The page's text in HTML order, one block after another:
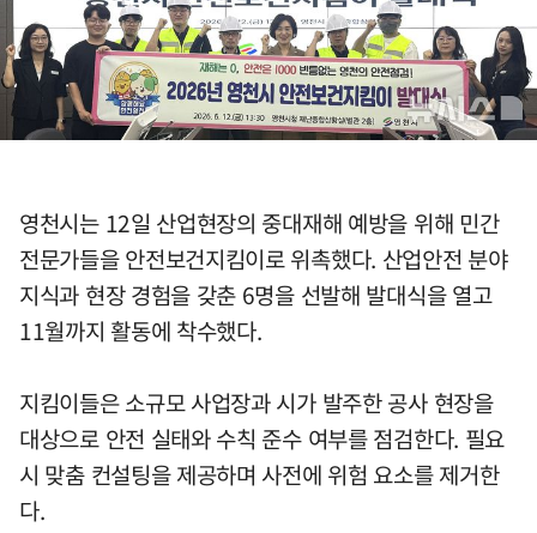
영천시는 12일 산업현장의 중대재해 예방을 위해 민간
전문가들을 안전보건지킴이로 위촉했다. 산업안전 분야
지식과 현장 경험을 갖춘 6명을 선발해 발대식을 열고
11월까지 활동에 착수했다.
지킴이들은 소규모 사업장과 시가 발주한 공사 현장을
대상으로 안전 실태와 수칙 준수 여부를 점검한다. 필요
시 맞춤 컨설팅을 제공하며 사전에 위험 요소를 제거한
다.